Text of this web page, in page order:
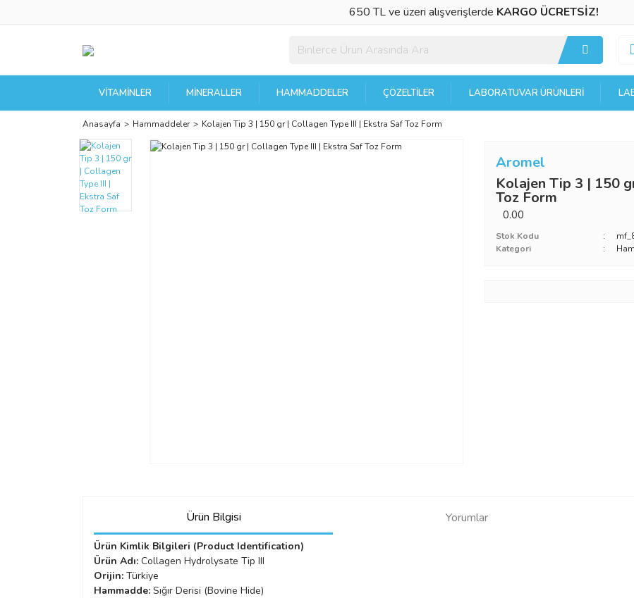
650 TL ve üzeri alışverişlerde KARGO ÜCRETSİZ!
VITAMINLER MINERALLER HAMMADDELER ÇÖZELTILER LABORATUVAR ÜRÜNLERI
Anasayfa Hammaddeler Kolajen Tip 3 | 150 gr | ‎Collagen Type III | Ekstra Saf Toz Form
Aromel
Kolajen Tip 3 | 150
Toz Form
0.00
Stok Kodu
Kategori
Ürün Bilgisi Yorumlar
Ürün Kimlik Bilgileri (Product Identification)
Ürün Adı: Collagen Hydrolysate Tip III
Orijin: Türkiye
Hammadde: Sığır Derisi (Bovine Hide)